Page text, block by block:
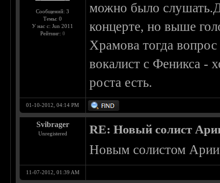
Сообщений: 3
Темы: 0
У нас с: Jun 2011
Рейтинг: 0
можно было
концерте, но выше
Храмова тогда
вокалист с Феникса -
роста есть.
01-10-2012, 04:14 PM
Svibrager
Unregistered RE: Новый солист
Новым солистом
11-07-2012, 01:39 AM